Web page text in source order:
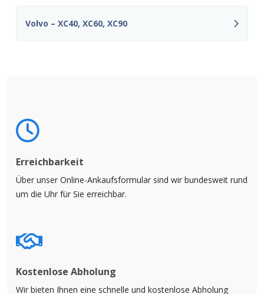
Volvo – XC40, XC60, XC90
Erreichbarkeit
Über unser Online-Ankaufsformular sind wir bundesweit rund
um die Uhr für Sie erreichbar.
Kostenlose Abholung
Wir bieten Ihnen eine schnelle und kostenlose Abholung